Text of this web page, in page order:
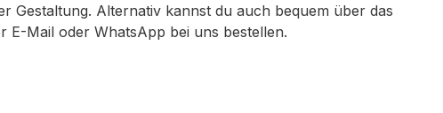
Gestaltung. Alternativ kannst du auch bequem über das
E-Mail oder WhatsApp bei uns bestellen.